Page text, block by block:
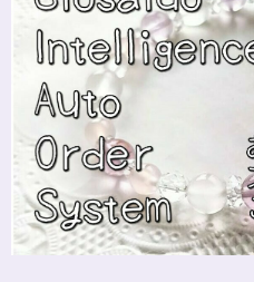
ステンレス→水晶変
2024/10/24
本日無事に、到着しました！ ワクワ
もキレイな色合いで、手に取るとほ
す！リボンのメッセージも大事にし
でしょうかね？^^)同じでびっくり♡
いしてみたいなと思いました！
2024/10/22